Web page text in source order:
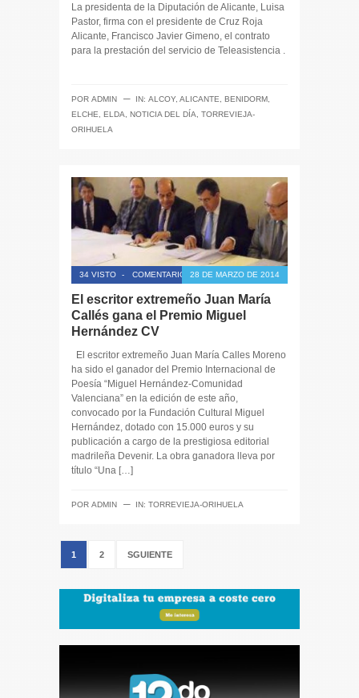
La presidenta de la Diputación de Alicante, Luisa
Pastor, firma con el presidente de Cruz Roja
Alicante, Francisco Javier Gimeno, el contrato
para la prestación del servicio de Teleasistencia .
POR ADMIN ─ IN: ALCOY, ALICANTE BENIDORM
ELCHE
ELDA NOTICIA DEL DÍA
TORREVIEJA-
ORIHUELA
34 VISTO - COMENTARIOS CERRADOS
28 DE MARZO DE 2014
El escritor extremeño Juan María
Callés gana el Premio Miguel
Hernández CV
El escritor extremeño Juan María Calles Moreno
ha sido el ganador del Premio Internacional de
Poesía “Miguel Hernández-Comunidad
Valenciana” en la edición de este año,
convocado por la Fundación Cultural Miguel
Hernández, dotado con 15.000 euros y su
publicación a cargo de la prestigiosa editorial
madrileña Devenir. La obra ganadora lleva por
título “Una […]
POR ADMIN ─ IN: TORREVIEJA-ORIHUELA
1 2 SGUIENTE